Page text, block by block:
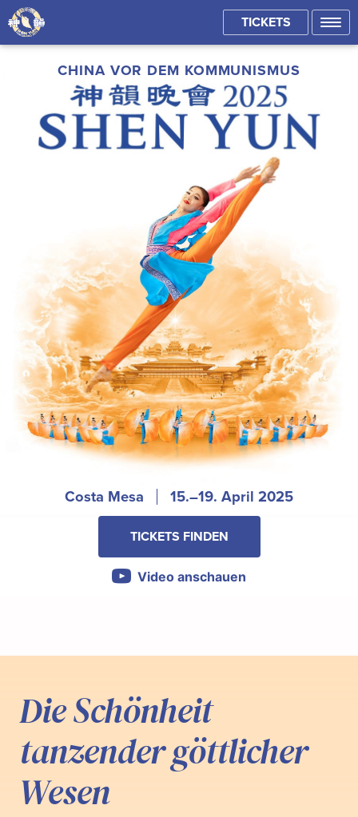
TICKETS
CHINA VOR DEM KOMMUNISMUS
Costa Mesa 15.–19. April 2025
TICKETS FINDEN
Video anschauen
Die Schönheit
tanzender göttlicher
Wesen